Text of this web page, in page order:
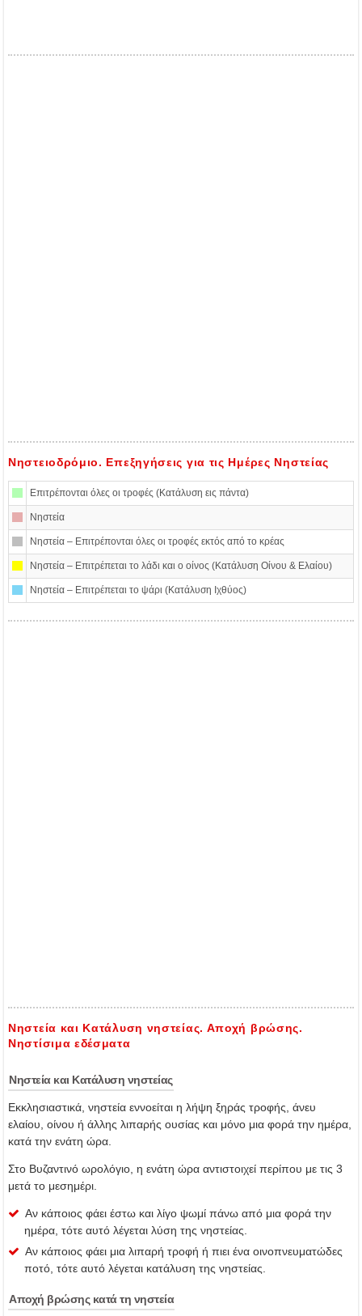
Νηστειοδρόμιο. Επεξηγήσεις για τις Ημέρες Νηστείας
Επιτρέπονται όλες οι τροφές (Κατάλυση εις πάντα)
Νηστεία
Νηστεία – Επιτρέπονται όλες οι τροφές εκτός από το κρέας
Νηστεία – Επιτρέπεται το λάδι και ο οίνος (Κατάλυση Οίνου & Ελαίου)
Νηστεία – Επιτρέπεται το ψάρι (Κατάλυση Ιχθύος)
Νηστεία και Κατάλυση νηστείας. Αποχή βρώσης.
Νηστίσιμα εδέσματα
Νηστεία και Κατάλυση νηστείας
Εκκλησιαστικά, νηστεία εννοείται η λήψη ξηράς τροφής, άνευ
ελαίου, οίνου ή άλλης λιπαρής ουσίας και μόνο μια φορά την ημέρα,
κατά την ενάτη ώρα.
Στο Βυζαντινό ωρολόγιο, η ενάτη ώρα αντιστοιχεί περίπου με τις 3
μετά το μεσημέρι.
Αν κάποιος φάει έστω και λίγο ψωμί πάνω από μια φορά την
ημέρα, τότε αυτό λέγεται λύση της νηστείας.
Αν κάποιος φάει μια λιπαρή τροφή ή πιει ένα οινοπνευματώδες
ποτό, τότε αυτό λέγεται κατάλυση της νηστείας.
Αποχή βρώσης κατά τη νηστεία